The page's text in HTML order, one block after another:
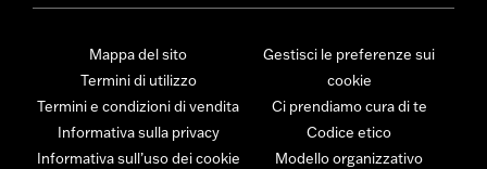
Mappa del sito
Termini di utilizzo
Termini e condizioni di vendita
Informativa sulla privacy
Informativa sull’uso dei cookie
Gestisci le preferenze sui
cookie
Ci prendiamo cura di te
Codice etico
Modello organizzativo